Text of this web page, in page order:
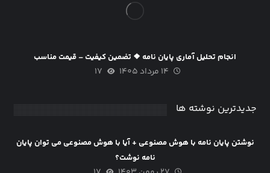
انجام تحلیل آماری پایان نامه ❖ تضمین کیفیت – قیمت مناسب
۱۴ مرداد ۱۴۰۵ ۱۷
جدیدترین نوشته ها
نوشتن پایان نامه با هوش مصنوعی + آیا با هوش مصنوعی می توان پایان
نامه نوشت؟